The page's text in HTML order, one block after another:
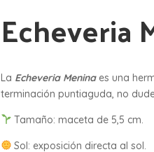
Echeveria
La Echeveria Menina es una
terminación puntiaguda, no
Tamaño: maceta de 5,5 cm.
Sol: exposición directa al sol.